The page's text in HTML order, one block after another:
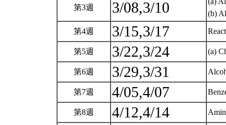
第3週 3/08,3/10
(b)
第4週 3/15,3/17
第5週 3/22,3/24 (a)
第6週 3/29,3/31
第7週 4/05,4/07
第8週 4/12,4/14